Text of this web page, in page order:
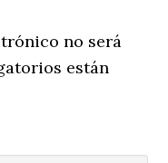
no será
están